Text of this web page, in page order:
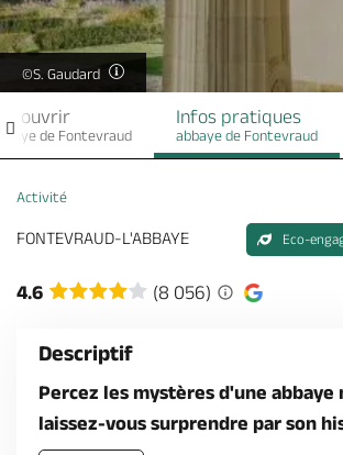
Billetterie en ligne
©S. Gaudard
de Fontevraud
Infos pratiques
abbaye de Fontevraud
Activité
FONTEVRAUD-L'ABBAYE Eco-
4.6 (8 056)
Descriptif
Percez les mystères d'une
laissez-vous surprendre par son